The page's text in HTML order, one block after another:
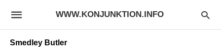
WWW.KONJUNKTION.INFO
Smedley Butler